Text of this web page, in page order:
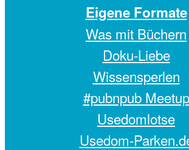
Eigene Formate
Was mit Büchern
Doku-Liebe
Wissensperlen
#pubnpub Meetup
Usedomlotse
Usedom-